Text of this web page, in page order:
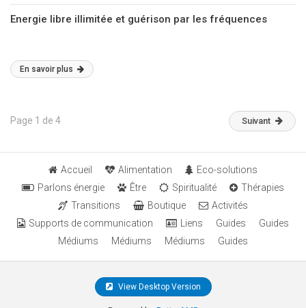
Energie libre illimitée et guérison par les fréquences
En savoir plus
Page 1 de 4 Suivant
Accueil Alimentation
Eco-solutions
Parlons énergie
Être Spiritualité
Thérapies
Transitions
Boutique
Activités
Supports de communication
Liens Guides
Guides
Médiums
Médiums Médiums Guides
View Desktop Version